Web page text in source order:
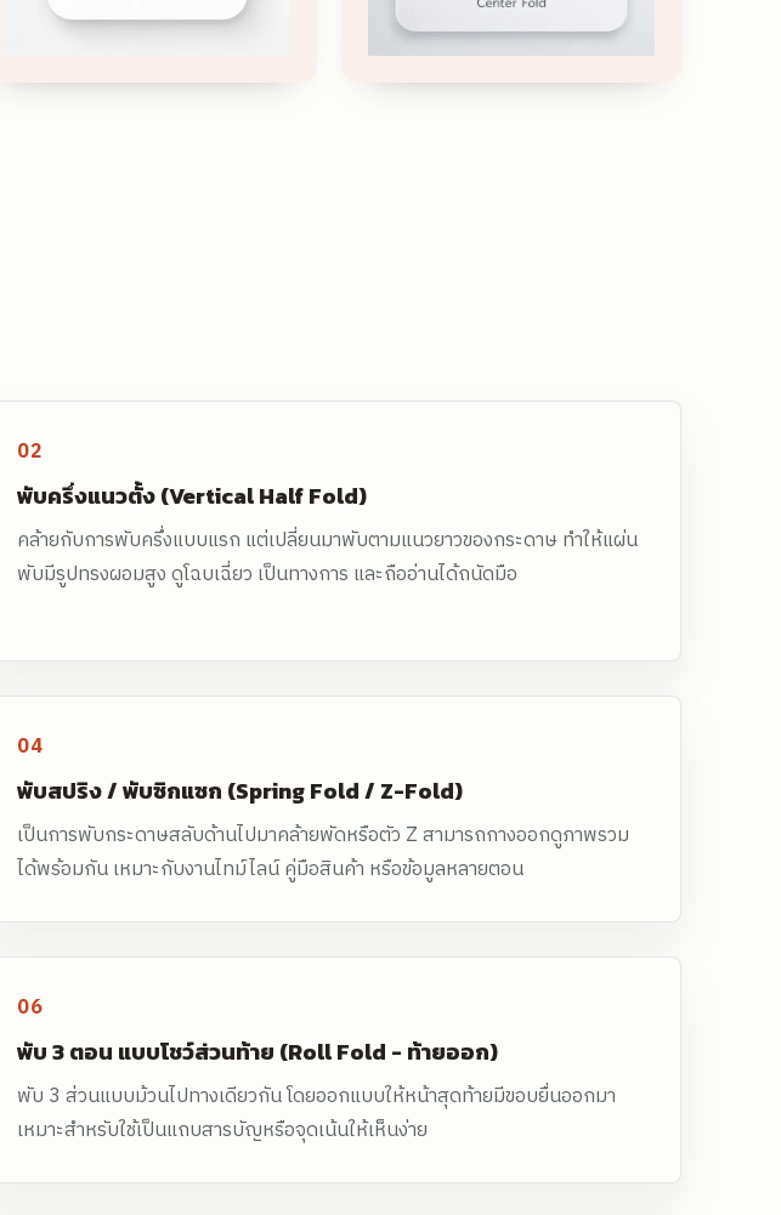
02
พับครึ่งแนวตั้ง (Vertical Half Fold)
คล้ายกับการพับครึ่งแบบแรก แต่เปลี่ยนมาพับตามแนวยาวของกระดาษ ทำให้แผ่น
พับมีรูปทรงผอมสูง ดูโฉบเฉี่ยว เป็นทางการ และถืออ่านได้ถนัดมือ
04
พับสปริง / พับซิกแซก (Spring Fold / Z-Fold)
เป็นการพับกระดาษสลับด้านไปมาคล้ายพัดหรือตัว Z สามารถกางออกดูภาพรวม
ได้พร้อมกัน เหมาะกับงานไทม์ไลน์ คู่มือสินค้า หรือข้อมูลหลายตอน
06
พับ 3 ตอน แบบโชว์ส่วนท้าย (Roll Fold - ท้ายออก)
พับ 3 ส่วนแบบม้วนไปทางเดียวกัน โดยออกแบบให้หน้าสุดท้ายมีขอบยื่นออกมา
เหมาะสำหรับใช้เป็นแถบสารบัญหรือจุดเน้นให้เห็นง่าย